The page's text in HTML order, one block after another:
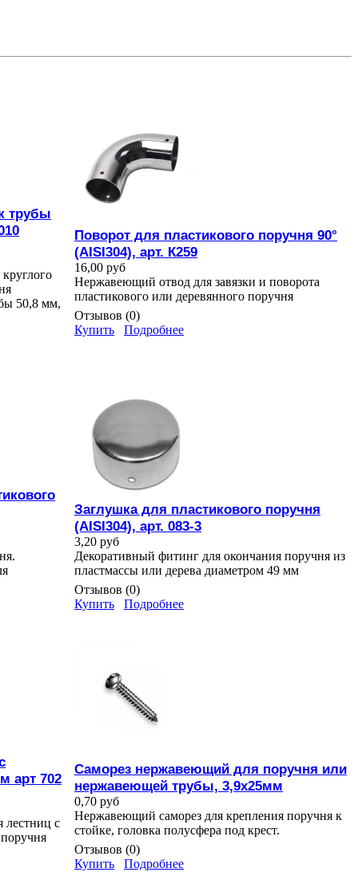
трубы
50,8 мм,
Поворот для пластикового поручня 90°
(AISI304), арт. К259
16,00 руб
Нержавеющий отвод для завязки и поворота
пластикового или деревянного поручня
Отзывов (0)
Купить
Подробнее
Заглушка для пластикового поручня
(AISI304), арт. 083-3
3,20 руб
Декоративный фитинг для окончания поручня из
пластмассы или дерева диаметром 49 мм
Отзывов (0)
Купить
Подробнее
арт 702
лестниц с
Саморез нержавеющий для поручня или
нержавеющей трубы, 3,9х25мм
0,70 руб
Нержавеющий саморез для крепления поручня к
стойке, головка полусфера под крест.
Отзывов (0)
Купить
Подробнее